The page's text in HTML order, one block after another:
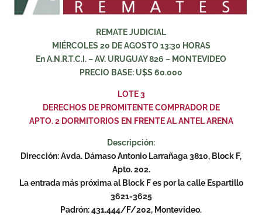
REMATE JUDICIAL
MIÉRCOLES 20 DE AGOSTO 13:30 HORAS
En A.N.R.T.C.I. – AV. URUGUAY 826 – MONTEVIDEO
PRECIO BASE: U$S 60.000
LOTE 3
DERECHOS DE PROMITENTE COMPRADOR DE
APTO. 2 DORMITORIOS EN FRENTE AL ANTEL ARENA
Descripción:
Dirección: Avda. Dámaso Antonio Larrañaga 3810, Block F,
Apto. 202.
La entrada más próxima al Block F es por la calle Espartillo
3621-3625
Padrón: 431.444/F/202, Montevideo.